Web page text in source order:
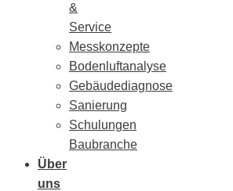
&
Service
Messkonzepte
Bodenluftanalyse
Gebäudediagnose
Sanierung
Schulungen
Baubranche
Über
uns